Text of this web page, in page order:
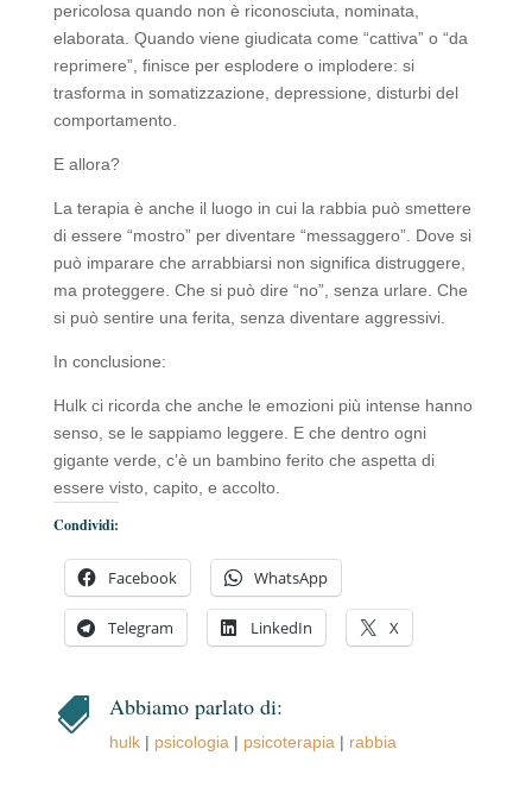
pericolosa quando non è riconosciuta, nominata,
elaborata. Quando viene giudicata come “cattiva” o “da
reprimere”, finisce per esplodere o implodere: si
trasforma in somatizzazione, depressione, disturbi del
comportamento.
E allora?
La terapia è anche il luogo in cui la rabbia può smettere
di essere “mostro” per diventare “messaggero”. Dove si
può imparare che arrabbiarsi non significa distruggere,
ma proteggere. Che si può dire “no”, senza urlare. Che
si può sentire una ferita, senza diventare aggressivi.
In conclusione:
Hulk ci ricorda che anche le emozioni più intense hanno
senso, se le sappiamo leggere. E che dentro ogni
gigante verde, c’è un bambino ferito che aspetta di
essere visto, capito, e accolto.
Condividi:
Facebook WhatsApp
Telegram LinkedIn X
 Abbiamo parlato di:
hulk| psicologia | psicoterapia | rabbia